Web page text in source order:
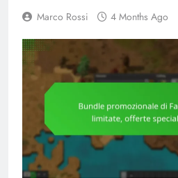
Marco Rossi 4 Months Ago